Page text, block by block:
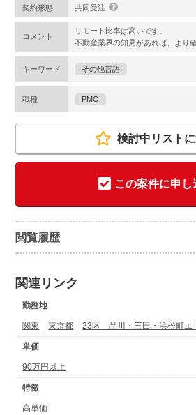
契約形態 共同受注
コメント
リモート比率は高いです。
不動産業界の知見があれば、より
キーワード その他言語
職種 PMO
検討中リスト
この案件に申し
閲覧履歴
関連リンク
勤務地
関東 東京都 23区 品川・三田・浜松町エ
単価
90万円以上
特徴
高単価